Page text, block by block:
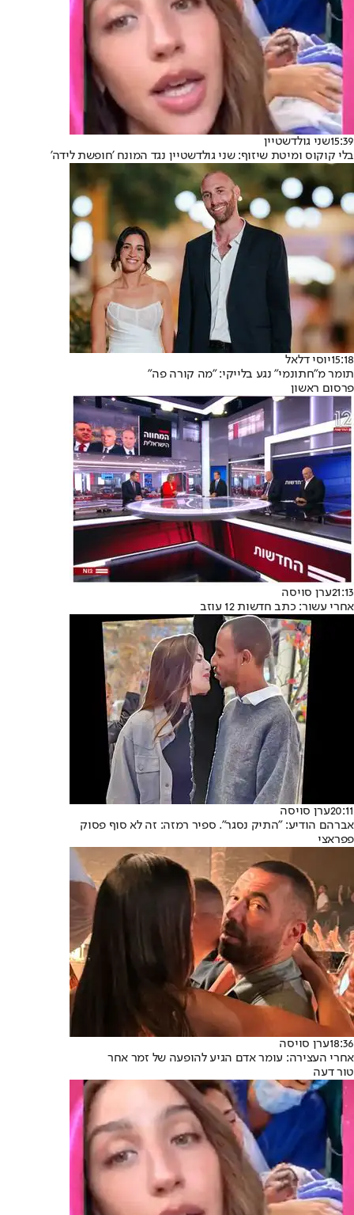
15:39שני גולדשטיין
בלי קוקוס ומיטת שיזוף: שני גולדשטיין נגד המונח 'חופשת לידה'
15:18יוסי דלאל
תומר מ"חתונמי" נגע בלייקי: "מה קורה פה"
פרסום ראשון
21:13ערן סויסה
אחרי עשור: כתב חדשות 12 עוזב
20:11ערן סויסה
אברהם הודיע: "התיק נסגר". ספיר רמזה: זה לא סוף פסוק
פפראצי
18:36ערן סויסה
אחרי העצירה: עומר אדם הגיע להופעה של זמר אחר
טור דעה